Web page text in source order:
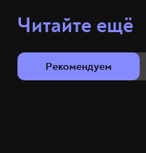
Читайте ещё
Рекомендуем